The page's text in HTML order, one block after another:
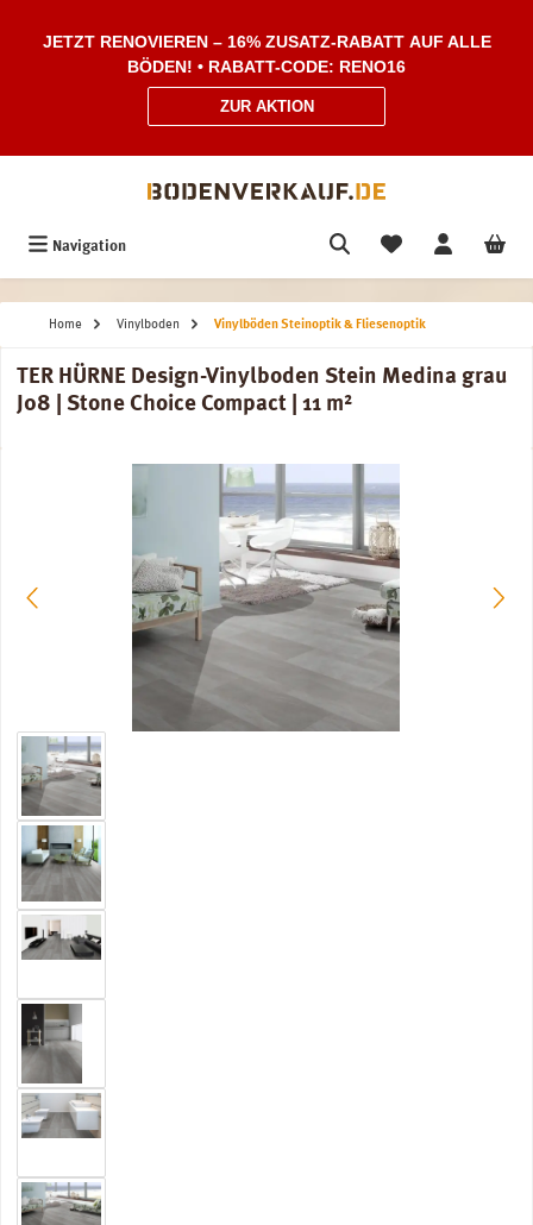
JETZT RENOVIEREN – 16% ZUSATZ-RABATT AUF ALLE
BÖDEN! • RABATT-CODE: RENO16
ZUR AKTION
Navigation
Home Vinylboden Vinylböden Steinoptik & Fliesenoptik
TER HÜRNE Design-Vinylboden Stein Medina grau
J08 | Stone Choice Compact | 11 m²